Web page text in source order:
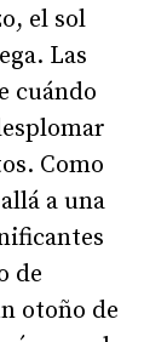
el sol
Las
cuándo
Como
a una
de
otoño de